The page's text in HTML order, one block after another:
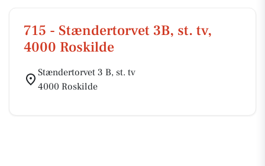
715 - Stændertorvet 3B, st. tv,
4000 Roskilde
Stændertorvet 3 B, st. tv
4000 Roskilde